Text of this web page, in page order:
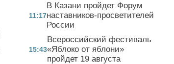
11:17
В Казани пройдет Форум
наставников-просветителей
России
15:43
Всероссийский фестиваль
«Яблоко от яблони»
пройдет 19 августа